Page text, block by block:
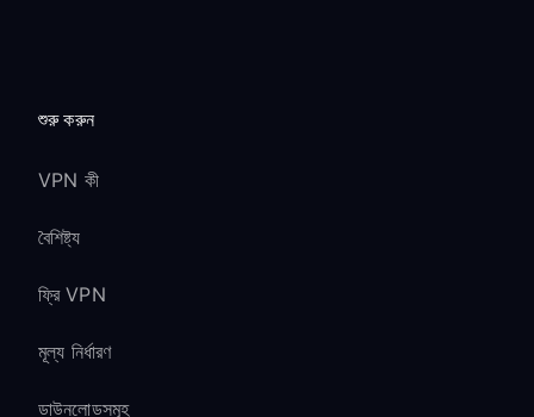
শুরু করুন
VPN কী
বৈশিষ্ট্য
ফ্রি VPN
মূল্য নির্ধারণ
ডাউনলোডসমূহ